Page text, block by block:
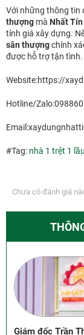
Với những thông tin
thượng mà Nhất Tín
tính giá xây dựng.
sân thượngchính
được hỗ trợ tận
Website:https://
Hotline/
#Tag: nhà 1 trệt 1 lầu
Chưa có đánh giá
Giám đốc Trần